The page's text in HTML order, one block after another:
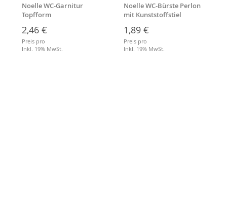
Noelle WC-Garnitur
Topfform
2,46 €
Preis pro
Inkl. 19% MwSt.
Noelle WC-Bürste Perlon
mit Kunststoffstiel
1,89 €
Preis pro
Inkl. 19% MwSt.